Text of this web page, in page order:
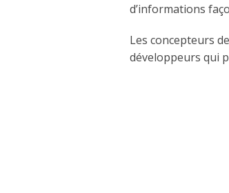
d’informations
Les concepteurs
développeurs qui